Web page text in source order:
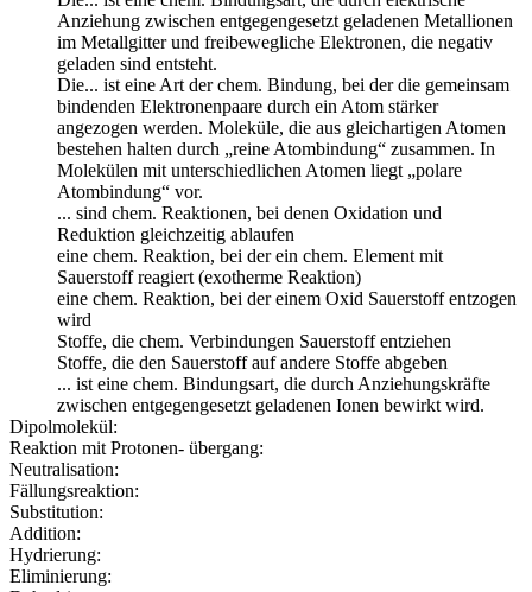
Anziehung zwischen entgegengesetzt geladenen Metallionen
im Metallgitter und freibewegliche Elektronen, die negativ
geladen sind entsteht.
Die... ist eine Art der chem. Bindung, bei der die gemeinsam
bindenden Elektronenpaare durch ein Atom stärker
angezogen werden. Moleküle, die aus gleichartigen Atomen
bestehen halten durch „reine Atombindung“ zusammen. In
Molekülen mit unterschiedlichen Atomen liegt „polare
Atombindung“ vor.
... sind chem. Reaktionen, bei denen Oxidation und
Reduktion gleichzeitig ablaufen
eine chem. Reaktion, bei der ein chem. Element mit
Sauerstoff reagiert (exotherme Reaktion)
eine chem. Reaktion, bei der einem Oxid Sauerstoff entzogen
wird
Stoffe, die chem. Verbindungen Sauerstoff entziehen
Stoffe, die den Sauerstoff auf andere Stoffe abgeben
... ist eine chem. Bindungsart, die durch Anziehungskräfte
zwischen entgegengesetzt geladenen Ionen bewirkt wird.
Dipolmolekül:
Reaktion mit Protonen- übergang:
Neutralisation:
Fällungsreaktion:
Substitution:
Addition:
Hydrierung:
Eliminierung: